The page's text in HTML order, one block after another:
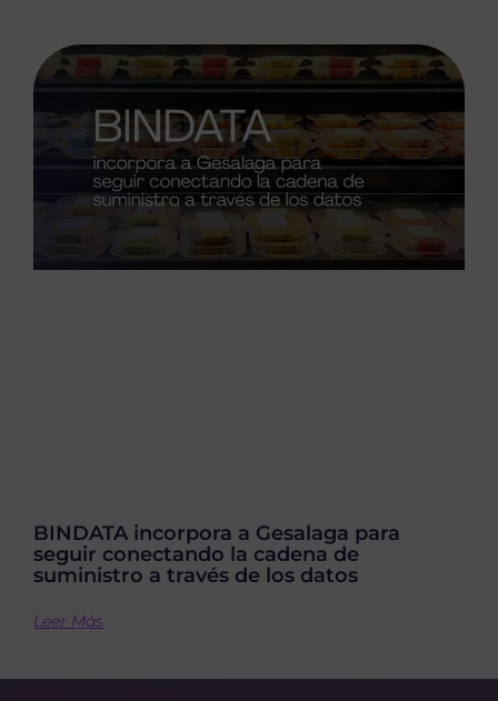
BINDATA incorpora a Gesalaga para
seguir conectando la cadena de
suministro a través de los datos
Leer Más